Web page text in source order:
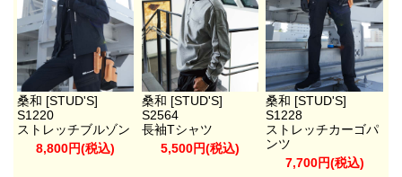
桑和 [STUD'S]
S1220
ストレッチブルゾン
8,800円(税込)
桑和 [STUD'S]
S2564
長袖Tシャツ
5,500円(税込)
桑和 [STUD'S]
S1228
ストレッチカーゴパ
ンツ
7,700円(税込)